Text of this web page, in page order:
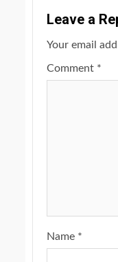
Leave a
Your email
Comment *
Name *